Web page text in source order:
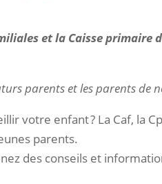
et la Caisse primaire
parents et les parents de
votre enfant ? La Caf, la
parents.
des conseils et